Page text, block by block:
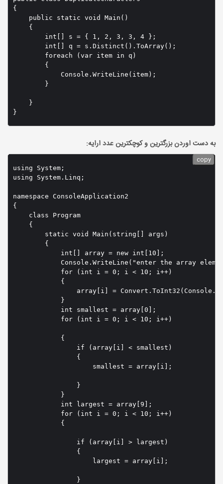
{
    public static void Main()
    {
        int[] s = { 1, 2, 3, 3, 4 };
        int[] q = s.Distinct().ToArray();
        foreach (var item in q)
        {
            Console.WriteLine(item);
        }
    }
}
به دست اوردن بزرگترین و کوچکترین عدد ارایه:
using System;
using System.Linq;
namespace ConsoleApplication2
{
    class Program
    {
        static void Main(string[] args)
        {
            int[] array = new int[10];
Console.WriteLine("enter the array
            for (int i = 0; i < 10; i++)
            {
array[i] =
            }
            int smallest = array[0];
            for (int i = 0; i < 10; i++)
            {
                if (array[i] < smallest)
                {
                    smallest = array[i];
                }
            }
            int largest = array[9];
            for (int i = 0; i < 10; i++)
            {
                if (array[i] > largest)
                {
                    largest = array[i];
                }
copy